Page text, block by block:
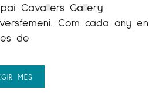
Cavallers Gallery
Com cada any en
de
MÉS